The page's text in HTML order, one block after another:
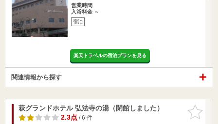
営業時間
入浴料金 ～
宿泊
楽天トラベルの宿泊プランを見る
関連情報から探す
お気に入
りに追加
萩グランドホテル 弘法寺の湯（閉館しました）
2.3点/ 6 件